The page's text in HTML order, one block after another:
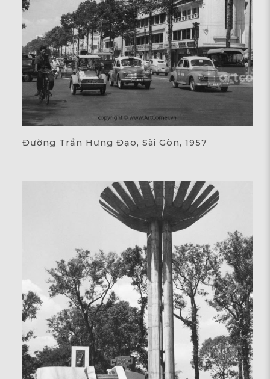
Đường Trần Hưng Đạo, Sài Gòn, 1957